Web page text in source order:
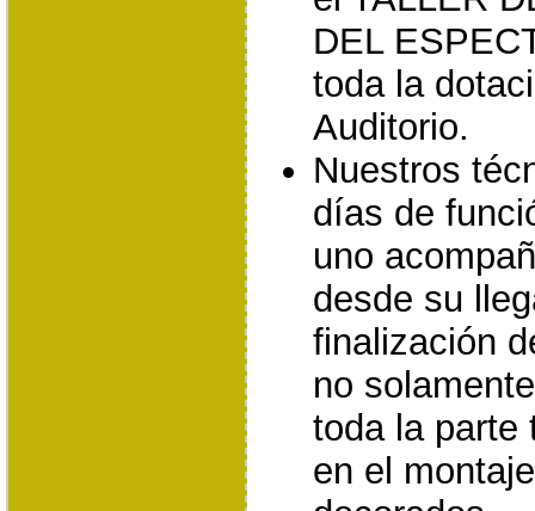
DEL
toda la
Auditorio.
Nuestros
días de
uno
desde su
finalización
no
toda la parte
en el